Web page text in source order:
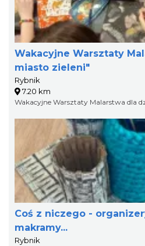
Wakacyjne Warsztaty
miasto zieleni"
Rybnik
7.20 km
Wakacyjne Warsztaty Malarstwa dla
Coś z niczego -
makramy...
Rybnik